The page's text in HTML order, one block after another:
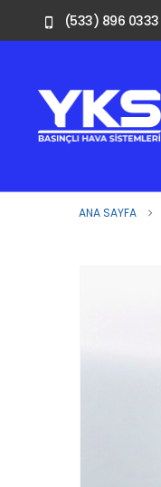
(533) 896 0333
ANA SAYFA